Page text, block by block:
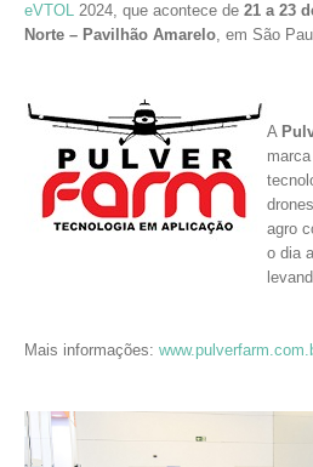
eVTOL 2024, que acontece de 21 a 23
Norte – Pavilhão Amarelo, em São
A
agro
o dia
Mais informações: